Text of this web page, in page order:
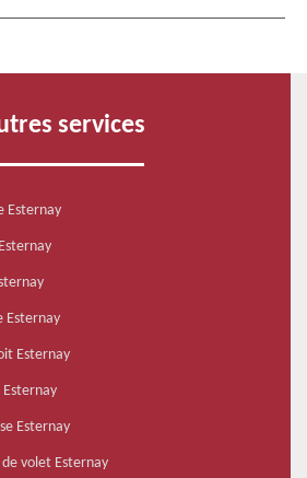
services
Esternay
Esternay
Esternay
Esternay
volet Esternay